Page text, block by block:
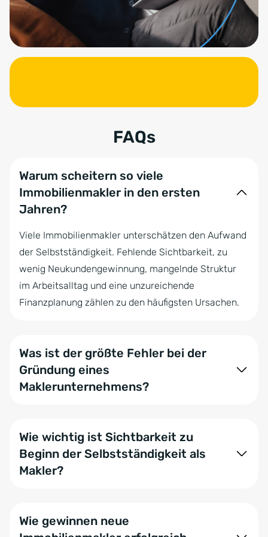
FAQs
Warum scheitern so viele
Immobilienmakler in den ersten
Jahren?
Viele Immobilienmakler unterschätzen den Aufwand
der Selbstständigkeit. Fehlende Sichtbarkeit, zu
wenig Neukundengewinnung, mangelnde Struktur
im Arbeitsalltag und eine unzureichende
Finanzplanung zählen zu den häufigsten Ursachen.
Was ist der größte Fehler bei der
Gründung eines
Maklerunternehmens?
Aufgaben gleichzeitig und verlieren dadurch Fokus,
Effizienz und wertvolle Zeit für Akquise und
Wie wichtig ist Sichtbarkeit zu
Beginn der Selbstständigkeit als
Makler?
Umfeld nicht als Makler wahrgenommen wird, hat es
Wie gewinnen neue